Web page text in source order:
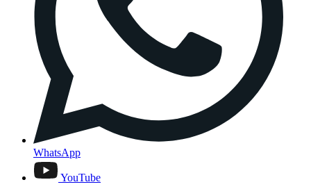
WhatsApp
YouTube